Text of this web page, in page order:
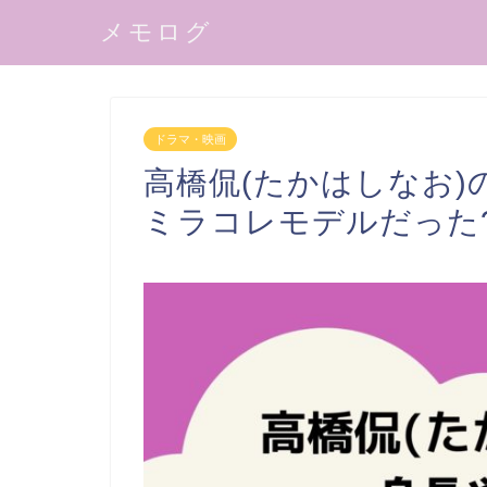
メモログ
ドラマ・映画
高橋侃(たかはしなお)
ミラコレモデルだっ